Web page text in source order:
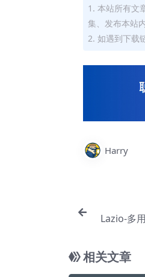
1. 本站所有文
集、发布本站
2. 如遇到下载
Harry
Lazio-多
相关文章